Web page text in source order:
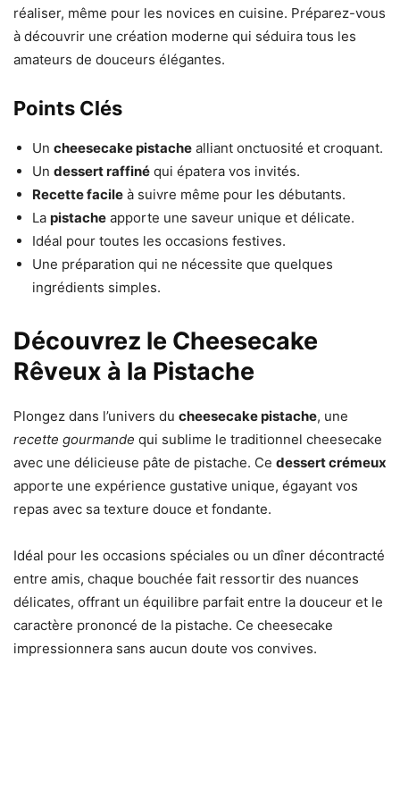
réaliser, même pour les novices en cuisine. Préparez-vous
à découvrir une création moderne qui séduira tous les
amateurs de douceurs élégantes.
Points Clés
Un cheesecake pistache alliant onctuosité et croquant.
Un dessert raffiné qui épatera vos invités.
Recette facile à suivre même pour les débutants.
La pistache apporte une saveur unique et délicate.
Idéal pour toutes les occasions festives.
Une préparation qui ne nécessite que quelques
ingrédients simples.
Découvrez le Cheesecake
Rêveux à la Pistache
Plongez dans l’univers du cheesecake pistache, une
recette gourmande qui sublime le traditionnel cheesecake
avec une délicieuse pâte de pistache. Ce dessert crémeux
apporte une expérience gustative unique, égayant vos
repas avec sa texture douce et fondante.
Idéal pour les occasions spéciales ou un dîner décontracté
entre amis, chaque bouchée fait ressortir des nuances
délicates, offrant un équilibre parfait entre la douceur et le
caractère prononcé de la pistache. Ce cheesecake
impressionnera sans aucun doute vos convives.